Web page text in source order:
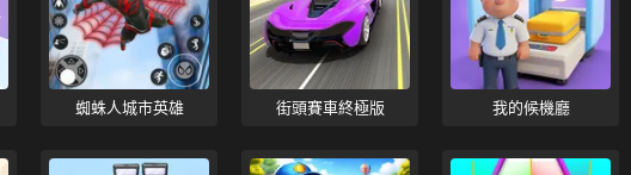
蜘蛛人城市英雄 街頭賽車終極版 我的候機廳